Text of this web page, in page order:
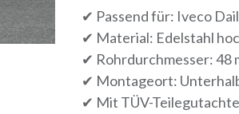
✔ Passend für: Iveco
✔ Material: Edelstahl
✔ Rohrdurchmesser: 48
✔ Montageort:
✔ Mit TÜV-